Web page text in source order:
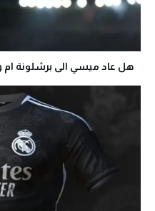
هل عاد ميسي الى برشلونة